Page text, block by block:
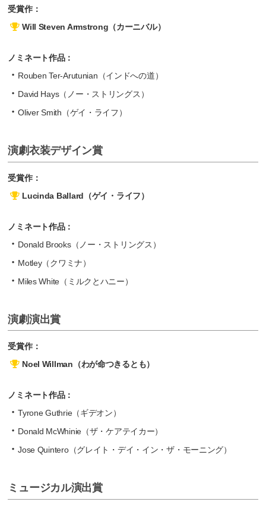
受賞作：
Will Steven Armstrong（カーニバル）
ノミネート作品：
Rouben Ter-Arutunian（インドへの道）
David Hays（ノー・ストリングス）
Oliver Smith（ゲイ・ライフ）
演劇衣装デザイン賞
受賞作：
Lucinda Ballard（ゲイ・ライフ）
ノミネート作品：
Donald Brooks（ノー・ストリングス）
Motley（クワミナ）
Miles White（ミルクとハニー）
演劇演出賞
受賞作：
Noel Willman（わが命つきるとも）
ノミネート作品：
Tyrone Guthrie（ギデオン）
Donald McWhinie（ザ・ケアテイカー）
Jose Quintero（グレイト・デイ・イン・ザ・モーニング）
ミュージカル演出賞